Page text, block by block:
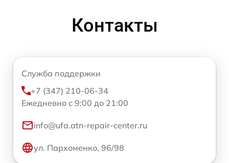
Контакты
Служба поддержки
+7 (347) 210-06-34
Ежедневно с 9:00 до 21:00
info@ufa.atn-repair-center.ru
ул. Пархоменко, 96/98